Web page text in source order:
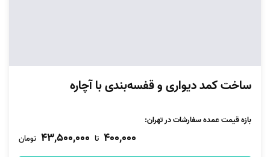
ساخت کمد دیواری و قفسه‌بندی با آچاره
بازه قیمت عمده سفارشات در تهران:
400,000 تا 43,500,000 تومان